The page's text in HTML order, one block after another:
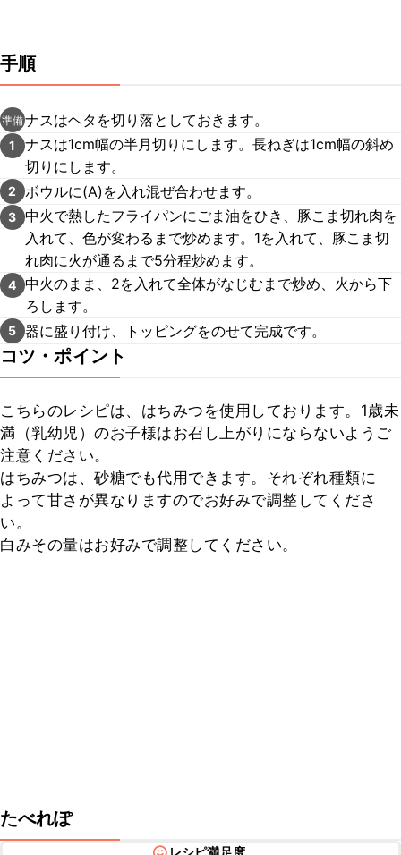
手順
準備ナスはヘタを切り落としておきます。
1
ナスは1cm幅の半月切りにします。長ねぎは1cm幅の斜め
切りにします。
2 ボウルに(A)を入れ混ぜ合わせます。
3 中火で熱したフライパンにごま油をひき、豚こま切れ肉を
入れて、色が変わるまで炒めます。1を入れて、豚こま切
れ肉に火が通るまで5分程炒めます。
4 中火のまま、2を入れて全体がなじむまで炒め、火から下
ろします。
5 器に盛り付け、トッピングをのせて完成です。
コツ・ポイント
こちらのレシピは、はちみつを使用しております。1歳未
満（乳幼児）のお子様はお召し上がりにならないようご
注意ください。
はちみつは、砂糖でも代用できます。それぞれ種類に
よって甘さが異なりますのでお好みで調整してくださ
い。
白みその量はお好みで調整してください。
たべれぽ
レシピ満足度